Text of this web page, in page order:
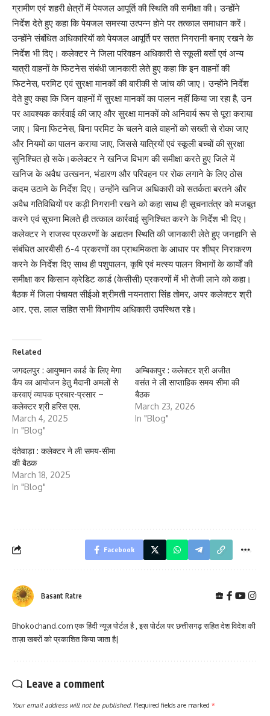
ग्रामीण एवं शहरी क्षेत्रों में पेयजल आपूर्ति की स्थिति की समीक्षा की। उन्होंने
निर्देश देते हुए कहा कि पेयजल समस्या उत्पन्न होने पर तत्काल समाधान करें।
उन्होंने संबंधित अधिकारियों को पेयजल आपूर्ति पर सतत निगरानी बनाए रखने के
निर्देश भी दिए। कलेक्टर ने जिला परिवहन अधिकारी से स्कूली बसों एवं अन्य
यात्री वाहनों के फिटनेस संबंधी जानकारी लेते हुए कहा कि इन वाहनों की
फिटनेस, परमिट एवं सुरक्षा मानकों की बारीकी से जांच की जाए। उन्होंने निर्देश
देते हुए कहा कि जिन वाहनों में सुरक्षा मानकों का पालन नहीं किया जा रहा है, उन
पर आवश्यक कार्रवाई की जाए और सुरक्षा मानकों को अनिवार्य रूप से पूरा कराया
जाए। बिना फिटनेस, बिना परमिट के चलने वाले वाहनों को सख्ती से रोका जाए
और नियमों का पालन कराया जाए, जिससे यात्रियों एवं स्कूली बच्चों की सुरक्षा
सुनिश्चित हो सके।कलेक्टर ने खनिज विभाग की समीक्षा करते हुए जिले में
खनिज के अवैध उत्खनन, भंडारण और परिवहन पर रोक लगाने के लिए ठोस
कदम उठाने के निर्देश दिए। उन्होंने खनिज अधिकारी को सतर्कता बरतने और
अवैध गतिविधियों पर कड़ी निगरानी रखने को कहा साथ ही सूचनातंत्र को मजबूत
करने एवं सूचना मिलते ही तत्काल कार्रवाई सुनिश्चित करने के निर्देश भी दिए।
कलेक्टर ने राजस्व प्रकरणों के अद्यतन स्थिति की जानकारी लेते हुए जनहानि से
संबंधित आरबीसी 6-4 प्रकरणों का प्राथमिकता के आधार पर शीघ्र निराकरण
करने के निर्देश दिए साथ ही पशुपालन, कृषि एवं मत्स्य पालन विभागों के कार्यों की
समीक्षा कर किसान क्रेडिट कार्ड (केसीसी) प्रकरणों में भी तेजी लाने को कहा।
बैठक में जिला पंचायत सीईओ श्रीमती नयनतारा सिंह तोमर, अपर कलेक्टर श्री
आर. एस. लाल सहित सभी विभागीय अधिकारी उपस्थित रहे।
Related
जगदलपुर : आयुष्मान कार्ड के लिए मेगा
कैंप का आयोजन हेतु मैदानी अमलों से
करवाएं व्यापक प्रचार-प्रसार –
कलेक्टर श्री हरिस एस.
March 4, 2025
In "Blog"
अम्बिकापुर : कलेक्टर श्री अजीत
वसंत ने ली साप्ताहिक समय सीमा की
बैठक
March 23, 2026
In "Blog"
दंतेवाड़ा : कलेक्टर ने ली समय-सीमा
की बैठक
March 18, 2025
In "Blog"
Facebook
Basant Ratre
Bhokochand.com एक हिंदी न्यूज़ पोर्टल है , इस पोर्टल पर छत्तीसगढ़ सहित देश विदेश की
ताज़ा खबरों को प्रकाशित किया जाता है|
Leave a comment
Your email address will not be published. Required fields are marked *